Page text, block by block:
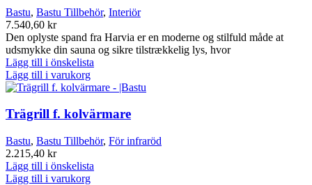
Bastu, Bastu Tillbehör, Interiör
7.540,60 kr
Den oplyste spand fra Harvia er en moderne og stilfuld måde at
udsmykke din sauna og sikre tilstrækkelig lys, hvor
Lägg till i önskelista
Lägg till i varukorg
Trägrill f. kolvärmare
Bastu, Bastu Tillbehör, För infraröd
2.215,40 kr
Lägg till i önskelista
Lägg till i varukorg